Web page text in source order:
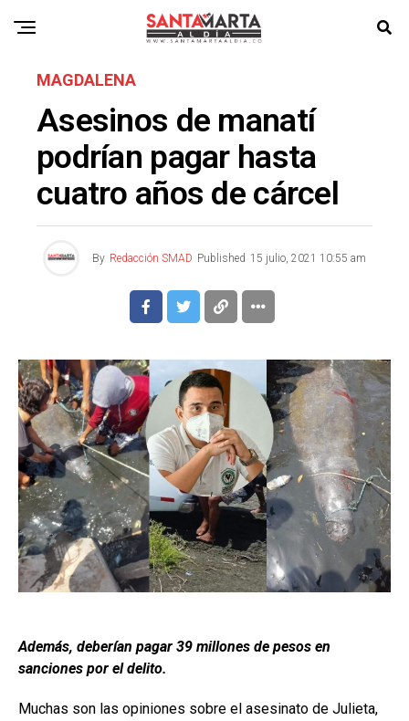
MAGDALENA
Asesinos de manatí
podrían pagar hasta
cuatro años de cárcel
By Redacción SMAD Published 15 julio, 2021 10:55 am
Además, deberían pagar 39 millones de pesos en
sanciones por el delito.
Muchas son las opiniones sobre el asesinato de Julieta,